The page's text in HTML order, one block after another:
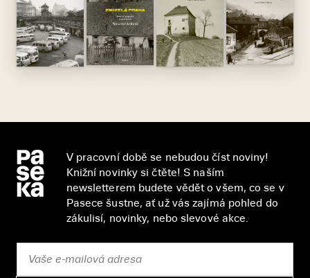
V pracovní době se nebudou číst noviny!
Knižní novinky si čtěte! S naším
newsletterem budete vědět o všem, co se v
Pasece šustne, ať už vás zajímá pohled do
zákulisí, novinky, nebo slevové akce.